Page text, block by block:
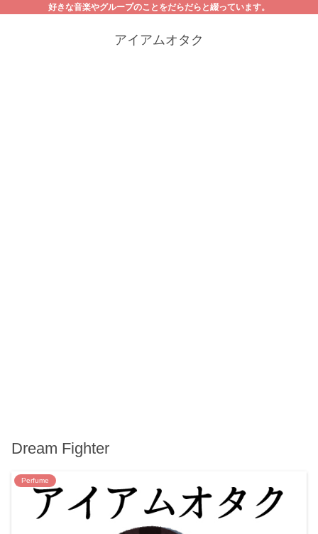
好きな音楽やグループのことをだらだらと綴っています。
アイアムオタク
Dream Fighter
Perfume